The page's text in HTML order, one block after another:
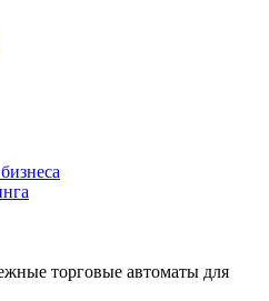
торговые автоматы для